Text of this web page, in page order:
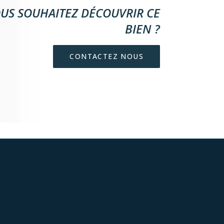
SOUHAITEZ DÉCOUVRIR CE
BIEN ?
CONTACTEZ NOUS